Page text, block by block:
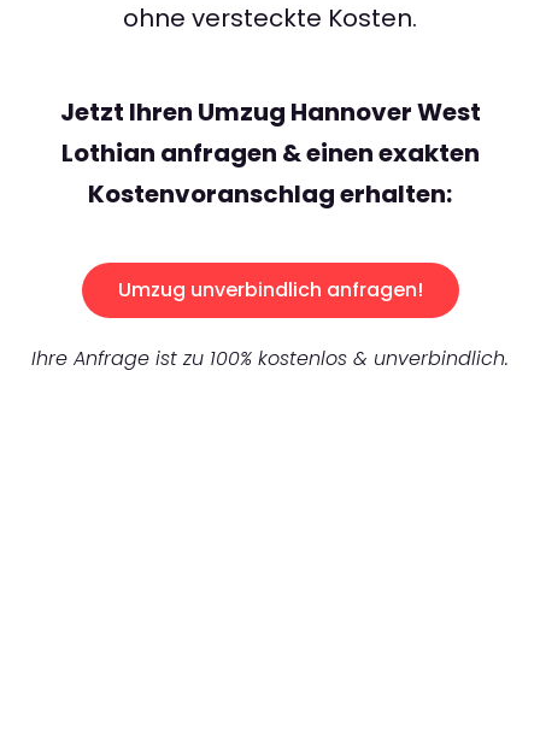
ohne versteckte Kosten.
Jetzt Ihren Umzug Hannover West
Lothian anfragen & einen exakten
Kostenvoranschlag erhalten:
Umzug unverbindlich anfragen!
Ihre Anfrage ist zu 100% kostenlos & unverbindlich.